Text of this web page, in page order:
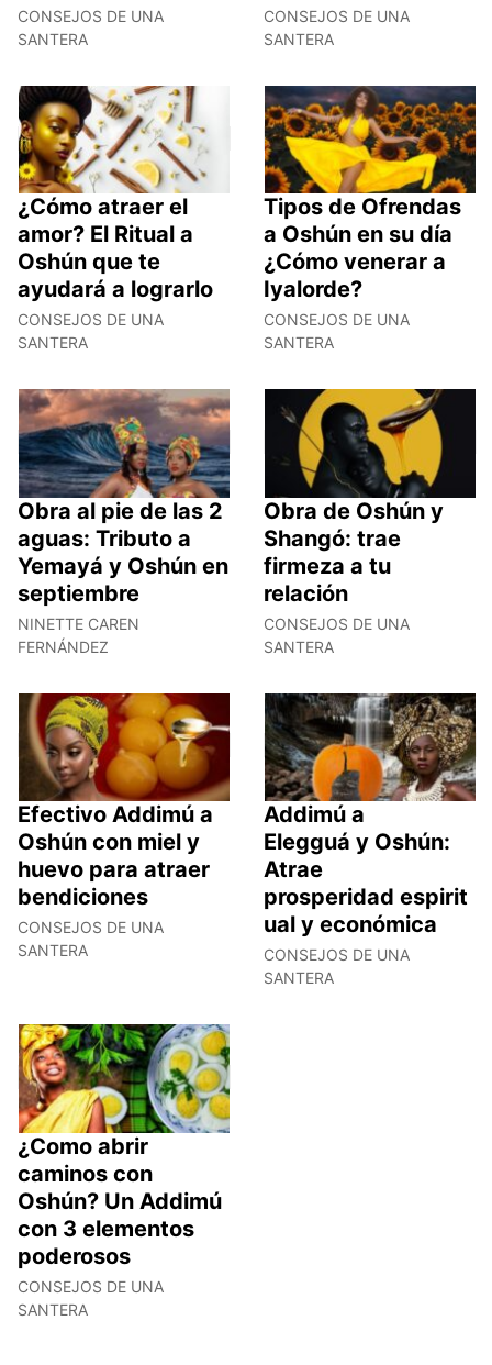
CONSEJOS DE UNA
SANTERA
CONSEJOS DE UNA
SANTERA
¿Cómo atraer el
amor? El Ritual a
Oshún que te
ayudará a lograrlo
CONSEJOS DE UNA
SANTERA
Tipos de Ofrendas
a Oshún en su día
¿Cómo venerar a
Iyalorde?
CONSEJOS DE UNA
SANTERA
Obra al pie de las 2
aguas: Tributo a
Yemayá y Oshún en
septiembre
NINETTE CAREN
FERNÁNDEZ
Obra de Oshún y
Shangó: trae
firmeza a tu
relación
CONSEJOS DE UNA
SANTERA
Efectivo Addimú a
Oshún con miel y
huevo para atraer
bendiciones
CONSEJOS DE UNA
SANTERA
Addimú a
Elegguá y Oshún:
Atrae
prosperidad espirit
ual y económica
CONSEJOS DE UNA
SANTERA
¿Como abrir
caminos con
Oshún? Un Addimú
con 3 elementos
poderosos
CONSEJOS DE UNA
SANTERA